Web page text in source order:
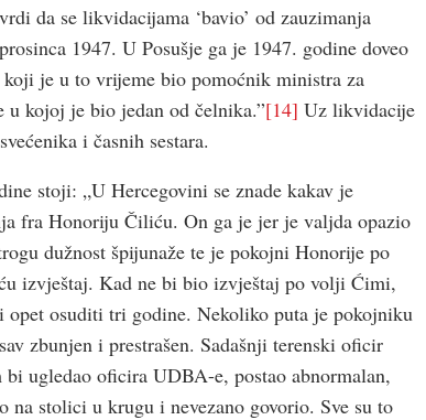
da se likvidacijama ‘bavio’ od zauzimanja
1947. U Posušje ga je 1947. godine doveo
je u to vrijeme bio pomoćnik ministra za
u kojoj je bio jedan od čelnika.”[14] Uz likvidacije
i časnih sestara.
stoji: „U Hercegovini se znade kakav je
fra Honoriju Čiliću. On ga je jer je valjda opazio
dužnost špijunaže te je pokojni Honorije po
izvještaj. Kad ne bi bio izvještaj po volji Ćimi,
osuditi tri godine. Nekoliko puta je pokojniku
zbunjen i prestrašen. Sadašnji terenski oficir
ugledao oficira UDBA-e, postao abnormalan,
na stolici u krugu i nevezano govorio. Sve su to